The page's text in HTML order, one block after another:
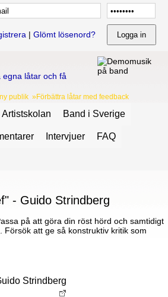
| Glömt lösenord?
publik »Förbättra låtar med feedback
Artistskolan Band i Sverige
Intervjuer FAQ
- Guido Strindberg
på att göra din röst hörd och samtidigt
Försök att ge så konstruktiv kritik som
Strindberg